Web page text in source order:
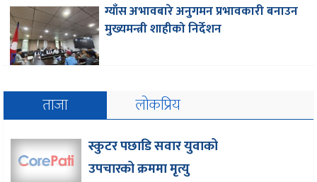
ग्याँस अभावबारे अनुगमन प्रभावकारी बनाउन
मुख्यमन्त्री शाहीको निर्देशन
ताजा लोकप्रिय
स्कुटर पछाडि सवार युवाको
उपचारको क्रममा मृत्यु